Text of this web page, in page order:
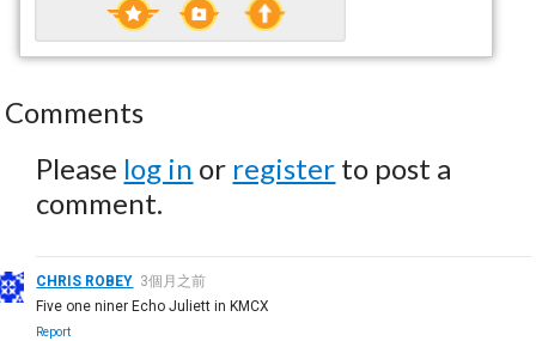
Comments
Please log in or register to post a
comment.
CHRIS ROBEY 3個月之前
Five one niner Echo Juliett in KMCX
Report